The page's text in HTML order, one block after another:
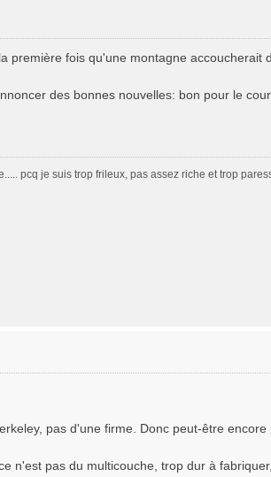
première fois qu'une montagne accoucherait
des bonnes nouvelles: bon pour le
pcq je suis trop frileux, pas assez riche et trop
pas d'une firme. Donc peut-être encore
n'est pas du multicouche, trop dur à